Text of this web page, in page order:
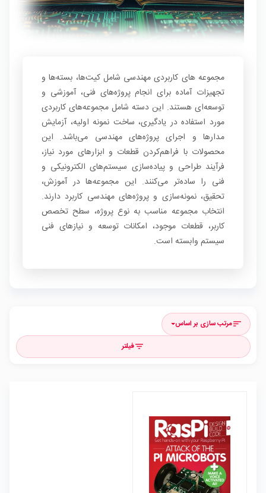
مجموعه های کاربردی مهندسی شامل کیت‌ها، بسته‌ها و
تجهیزات آماده برای انجام پروژه‌های فنی، آموزشی و
توسعه‌ای هستند. این دسته شامل مجموعه‌های کاربردی
مورد استفاده در یادگیری، ساخت نمونه اولیه، آزمایش
مدارها و اجرای پروژه‌های مهندسی می‌باشد. این
محصولات با فراهم‌کردن قطعات و ابزارهای مورد نیاز،
فرآیند طراحی و پیاده‌سازی سیستم‌های الکترونیکی و
فنی را ساده‌تر می‌کنند. این مجموعه‌ها در آموزش،
تحقیق، نمونه‌سازی و پروژه‌های مهندسی کاربرد دارند.
انتخاب مجموعه مناسب به نوع پروژه، سطح تخصص
کاربر، قطعات موجود، امکانات توسعه و نیازهای فنی
سیستم وابسته است.
sortمرتب سازی بر اساس
filter_listفیلتر